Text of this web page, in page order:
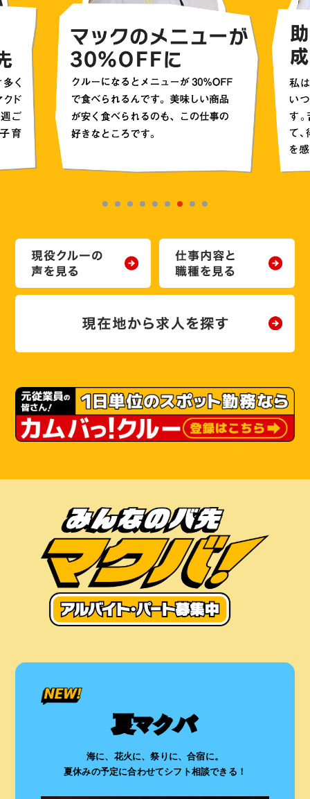
夏マクバ
海に、花火に、祭りに、合宿に。
夏休みの予定に合わせてシフト相談できる！